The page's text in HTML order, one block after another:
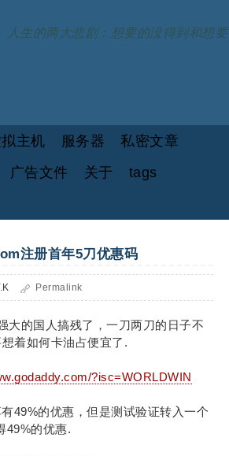
人生的两大悲剧：想要的没得到和想要
拟主机 服务器
私密文章
广告文件 关于
tags
注册首年5刀优惠码
Permalink
的国人搞残了，一刀两刀的日子不
着如何卡油占便宜了.
?isc=WORLDWIN
49%的优惠，但是测试验证转入一个
49%的优惠.